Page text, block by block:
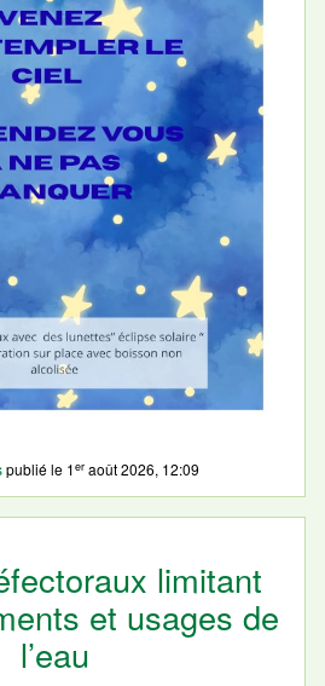
publié le 1er août 2026, 12:09
limitant
et usages de
l’eau